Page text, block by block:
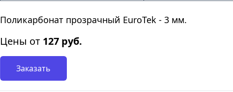
Поликарбонат прозрачный EuroTek - 3 мм.
Цены от 127 руб.
Заказать